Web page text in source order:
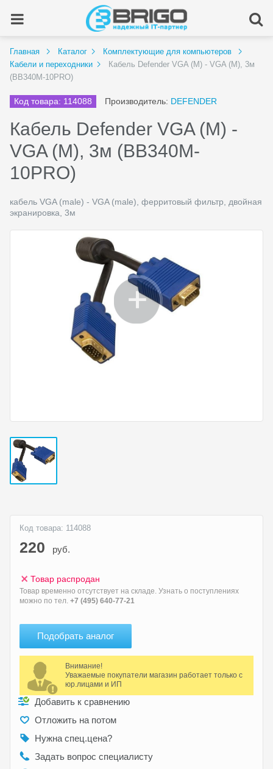
Главная Каталог
Комплектующие для компьютеров
Кабели и переходники
Кабель Defender VGA (M) - VGA (M), 3м
(BB340M-10PRO)
Код товара: 114088 Производитель: DEFENDER
Кабель Defender VGA (M) -
VGA (M), 3м (BB340M-
10PRO)
кабель VGA (male) - VGA (male), ферритовый фильтр, двойная
экранировка, 3м
Код товара: 114088
220 руб.
Товар распродан
Товар временно отсутствует на складе. Узнать о поступлениях
можно по тел. +7 (495) 640-77-21
Подобрать аналог
Внимание!
Уважаемые покупатели магазин работает только с
юр.лицами и ИП
Добавить к сравнению
Отложить на потом
Нужна спец.цена?
Задать вопрос специалисту